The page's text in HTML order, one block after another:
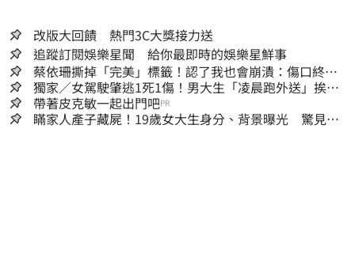
改版大回饋 熱門3C大獎接力送
追蹤訂閱娛樂星聞 給你最即時的娛樂星鮮事
蔡依珊撕掉「完美」標籤！認了我也會崩潰：傷口終究
會癒合
獨家／女駕駛肇逃1死1傷！男大生「凌晨跑外送」挨
撞 媽淚：家快瓦解
帶著皮克敏一起出門吧PR
瞞家人產子藏屍！19歲女大生身分、背景曝光 驚見